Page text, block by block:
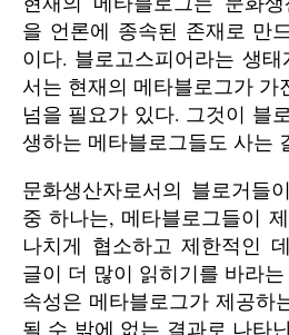
을 언론에 종속된 존재로 만
이다. 블로고스피어라는 생
서는 현재의 메타블로그가 가
넘을 필요가 있다. 그것이 블
생하는 메타블로그들도 사는
문화생산자로서의 블로거들
중 하나는, 메타블로그들이
나치게 협소하고 제한적인
글이 더 많이 읽히기를 바라
속성은 메타블로그가 제공하
될 수 밖에 없는 결과로 나타